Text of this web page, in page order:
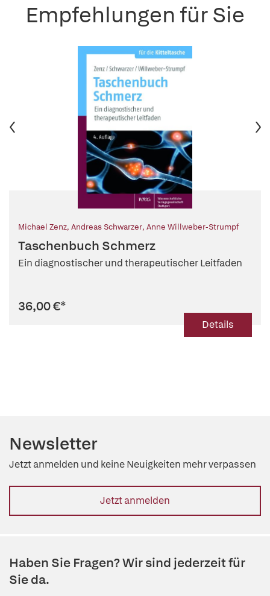
Empfehlungen für Sie
Michael Zenz, Andreas Schwarzer, Anne Willweber-Strumpf
Taschenbuch Schmerz
Ein diagnostischer und therapeutischer Leitfaden
36,00 €*
Details
Newsletter
Jetzt anmelden und keine Neuigkeiten mehr verpassen
Jetzt anmelden
Haben Sie Fragen? Wir sind jederzeit für
Sie da.